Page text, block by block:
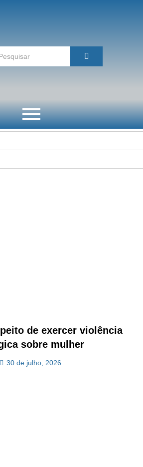
de exercer violência
sobre mulher
30 de julho, 2026